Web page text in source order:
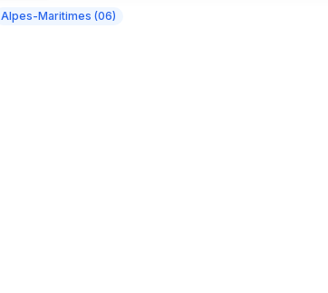
Alpes-Maritimes (06)